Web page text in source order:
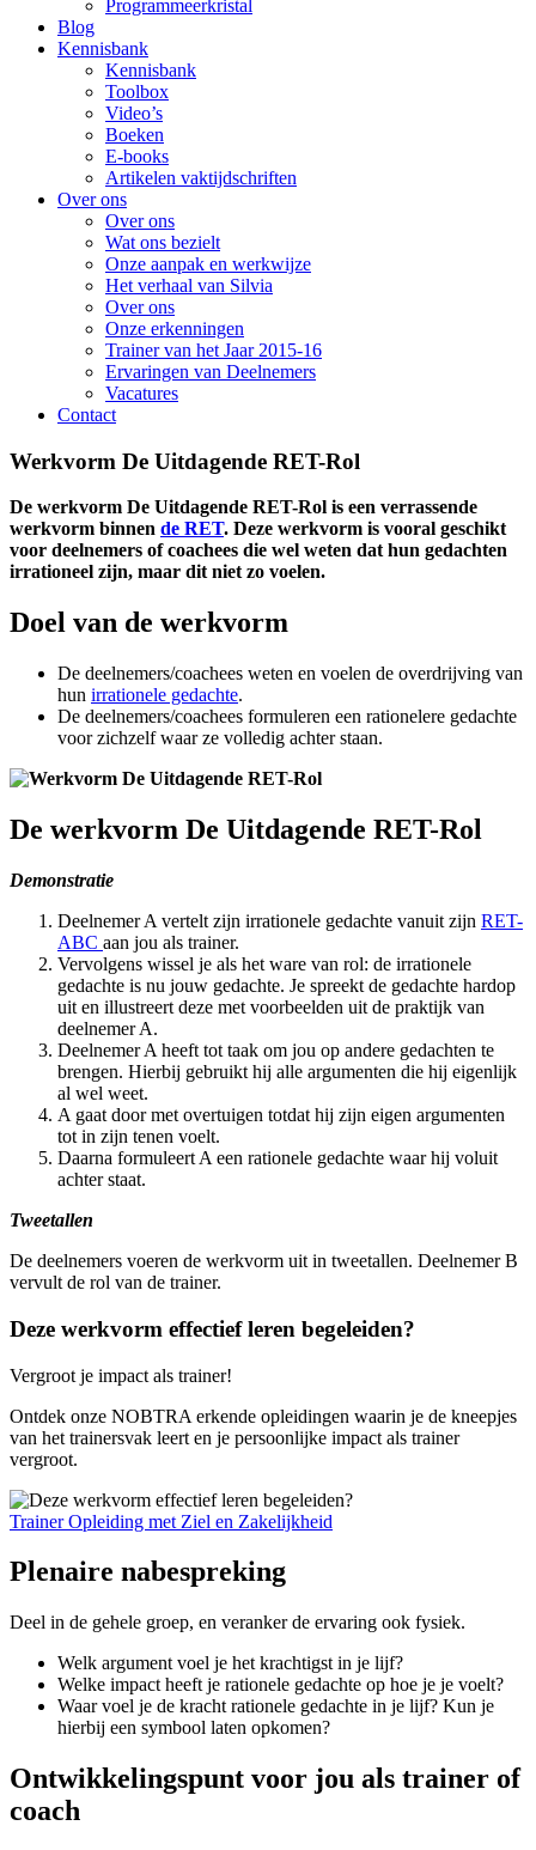
Programmeerkristal
Blog
Kennisbank
Kennisbank
Toolbox
Video’s
Boeken
E-books
Artikelen vaktijdschriften
Over ons
Over ons
Wat ons bezielt
Onze aanpak en werkwijze
Het verhaal van Silvia
Over ons
Onze erkenningen
Trainer van het Jaar 2015-16
Ervaringen van Deelnemers
Vacatures
Contact
Werkvorm De Uitdagende RET-Rol
De werkvorm De Uitdagende RET-Rol is een verrassende
werkvorm binnen de RET. Deze werkvorm is vooral geschikt
voor deelnemers of coachees die wel weten dat hun gedachten
irrationeel zijn, maar dit niet zo voelen.
Doel van de werkvorm
De deelnemers/coachees weten en voelen de overdrijving van
hun irrationele gedachte.
De deelnemers/coachees formuleren een rationelere gedachte
voor zichzelf waar ze volledig achter staan.
De werkvorm De Uitdagende RET-Rol
Demonstratie
Deelnemer A vertelt zijn irrationele gedachte vanuit zijn RET-
ABC aan jou als trainer.
Vervolgens wissel je als het ware van rol: de irrationele
gedachte is nu jouw gedachte. Je spreekt de gedachte hardop
uit en illustreert deze met voorbeelden uit de praktijk van
deelnemer A.
Deelnemer A heeft tot taak om jou op andere gedachten te
brengen. Hierbij gebruikt hij alle argumenten die hij eigenlijk
al wel weet.
A gaat door met overtuigen totdat hij zijn eigen argumenten
tot in zijn tenen voelt.
Daarna formuleert A een rationele gedachte waar hij voluit
achter staat.
Tweetallen
De deelnemers voeren de werkvorm uit in tweetallen. Deelnemer B
vervult de rol van de trainer.
Deze werkvorm effectief leren begeleiden?
Vergroot je impact als trainer!
Ontdek onze NOBTRA erkende opleidingen waarin je de kneepjes
van het trainersvak leert en je persoonlijke impact als trainer
vergroot.
Trainer Opleiding met Ziel en Zakelijkheid
Plenaire nabespreking
Deel in de gehele groep, en veranker de ervaring ook fysiek.
Welk argument voel je het krachtigst in je lijf?
Welke impact heeft je rationele gedachte op hoe je je voelt?
Waar voel je de kracht rationele gedachte in je lijf? Kun je
hierbij een symbool laten opkomen?
Ontwikkelingspunt voor jou als trainer of
coach